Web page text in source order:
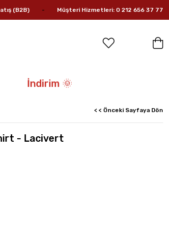
(B2B) Müşteri Hizmetleri: 0 212 656 37 77
İndirim 🌞
< < Önceki Sayfaya Dön
- Lacivert